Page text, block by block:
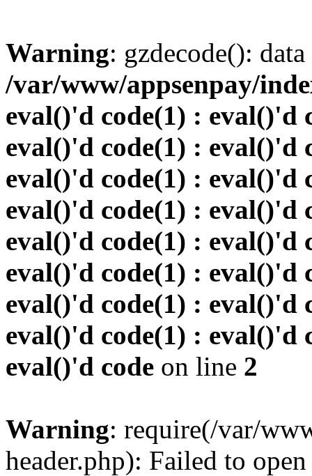
Warning: gzdecode():
/var/www/appsenpay/
eval()'d code(1) : eval()'d
eval()'d code(1) : eval()'d
eval()'d code(1) : eval()'d
eval()'d code(1) : eval()'d
eval()'d code(1) : eval()'d
eval()'d code(1) : eval()'d
eval()'d code(1) : eval()'d
eval()'d code(1) : eval()'d
eval()'d code on line 2
Warning: require(/var/
header.php): Failed to